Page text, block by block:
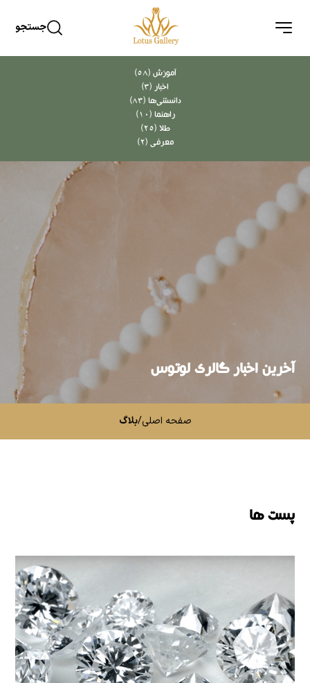
جستجو
آموزش (58)
اخبار (3)
دانستنی‌ها (83)
راهنما (10)
طلا (25)
معرفی (2)
آخرین اخبار گالری لوتوس
صفحه اصلی/بلاگ
پست ها